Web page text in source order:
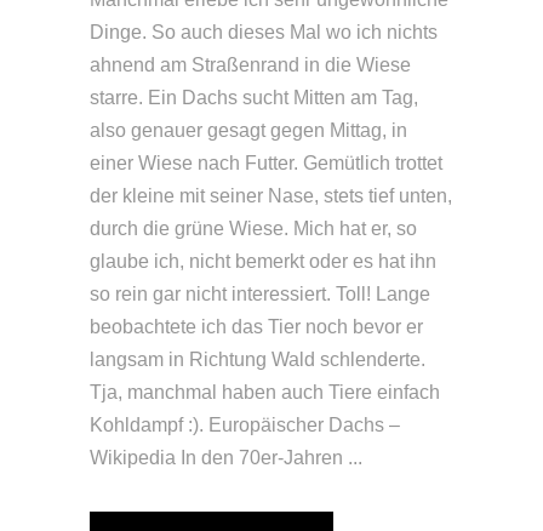
Dinge. So auch dieses Mal wo ich nichts
ahnend am Straßenrand in die Wiese
starre. Ein Dachs sucht Mitten am Tag,
also genauer gesagt gegen Mittag, in
einer Wiese nach Futter. Gemütlich trottet
der kleine mit seiner Nase, stets tief unten,
durch die grüne Wiese. Mich hat er, so
glaube ich, nicht bemerkt oder es hat ihn
so rein gar nicht interessiert. Toll! Lange
beobachtete ich das Tier noch bevor er
langsam in Richtung Wald schlenderte.
Tja, manchmal haben auch Tiere einfach
Kohldampf :). Europäischer Dachs –
Wikipedia In den 70er-Jahren